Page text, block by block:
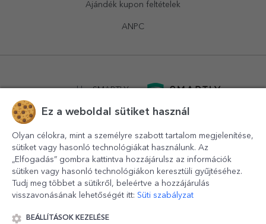
Ajándék kupon feltételek
ANPC
powered bySMARTLY.ro
© 2016-2026 StarGift
Ez a weboldal sütiket használ
Olyan célokra, mint a személyre szabott tartalom megjelenítése,
sütiket vagy hasonló technológiákat használunk. Az
„Elfogadás” gombra kattintva hozzájárulsz az információk
sütiken vagy hasonló technológiákon keresztüli gyűjtéséhez.
Tudj meg többet a sütikről, beleértve a hozzájárulás
visszavonásának lehetőségét itt: Süti szabályzat
BEÁLLÍTÁSOK KEZELÉSE